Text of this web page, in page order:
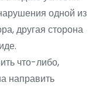
одной из
другая сторона
что-либо,
направить